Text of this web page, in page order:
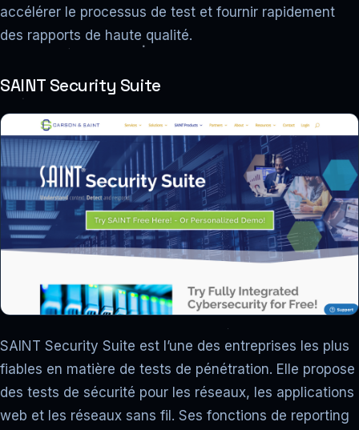
accélérer le processus de test et fournir rapidement
des rapports de haute qualité.
SAINT Security Suite
SAINT Security Suite est l’une des entreprises les plus
fiables en matière de tests de pénétration. Elle propose
des tests de sécurité pour les réseaux, les applications
web et les réseaux sans fil. Ses fonctions de reporting